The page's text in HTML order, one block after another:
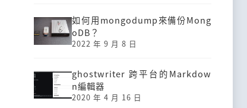
如何用mongodump來備份Mong
oDB？
2022 年 9 月 8 日
ghostwriter 跨平台的Markdow
n編輯器
2020 年 4 月 16 日